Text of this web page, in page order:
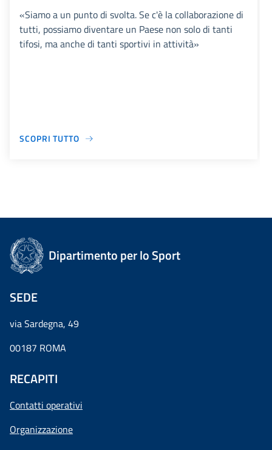
«Siamo a un punto di svolta. Se c'è la collaborazione di
tutti, possiamo diventare un Paese non solo di tanti
tifosi, ma anche di tanti sportivi in attività»
SCOPRI TUTTO
Dipartimento per lo Sport
SEDE
via Sardegna, 49
00187 ROMA
RECAPITI
Contatti operativi
Organizzazione